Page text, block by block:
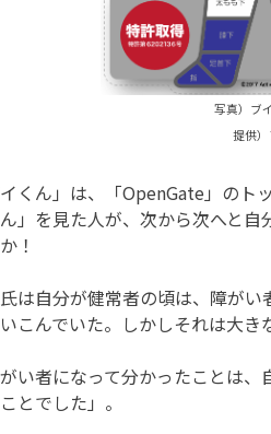
写真）ブ
提供
イくん」は、「OpenGate」の
」を見た人が、次から次へと
！
は自分が健常者の頃は、障が
こんでいた。しかしそれは大き
がい者になって分かったことは、
とでした」。